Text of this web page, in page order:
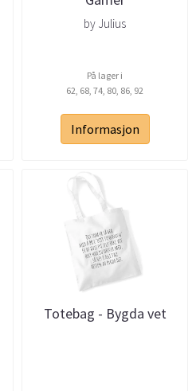
by Julius
På lager i
62, 68, 74, 80, 86, 92
Informasjon
Totebag - Bygda vet